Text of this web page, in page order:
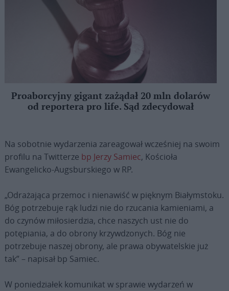
Proaborcyjny gigant zażądał 20 mln dolarów
od reportera pro life. Sąd zdecydował
Na sobotnie wydarzenia zareagował wcześniej na swoim
profilu na Twitterze bp Jerzy Samiec, Kościoła
Ewangelicko-Augsburskiego w RP.
„Odrażająca przemoc i nienawiść w pięknym Białymstoku.
Bóg potrzebuje rąk ludzi nie do rzucania kamieniami, a
do czynów miłosierdzia, chce naszych ust nie do
potępiania, a do obrony krzywdzonych. Bóg nie
potrzebuje naszej obrony, ale prawa obywatelskie już
tak” – napisał bp Samiec.
W poniedziałek komunikat w sprawie wydarzeń w